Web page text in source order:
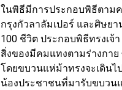
ในพิธีมีการประกอบพิธีตาม
กรุงกัวลาลัมเปอร์ และศิษย
100 ชีวิต ประกอบพิธีทรงเ
สิ่งของมีคมแทงตามร่างกาย
โดยขบวนแห่ม้าทรงจะเดินไ
น้องประชาชนที่มารับขบวน